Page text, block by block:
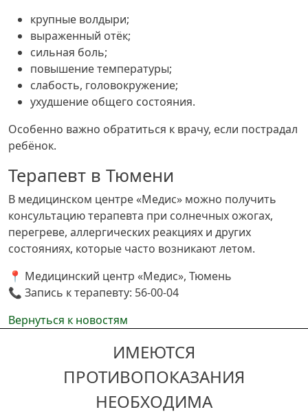
крупные волдыри;
выраженный отёк;
сильная боль;
повышение температуры;
слабость, головокружение;
ухудшение общего состояния.
Особенно важно обратиться к врачу, если пострадал
ребёнок.
Терапевт в Тюмени
В медицинском центре «Медис» можно получить
консультацию терапевта при солнечных ожогах,
перегреве, аллергических реакциях и других
состояниях, которые часто возникают летом.
📍 Медицинский центр «Медис», Тюмень
📞 Запись к терапевту: 56-00-04
Вернуться к новостям
ИМЕЮТСЯ
ПРОТИВОПОКАЗАНИЯ
НЕОБХОДИМА